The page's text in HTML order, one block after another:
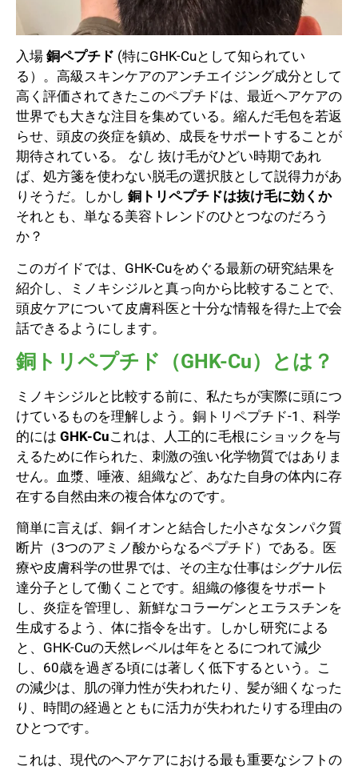
入場 銅ペプチド (特にGHK-Cuとして知られてい
る）。高級スキンケアのアンチエイジング成分として
高く評価されてきたこのペプチドは、最近ヘアケアの
世界でも大きな注目を集めている。縮んだ毛包を若返
らせ、頭皮の炎症を鎮め、成長をサポートすることが
期待されている。 なし 抜け毛がひどい時期であれ
ば、処方箋を使わない脱毛の選択肢として説得力があ
りそうだ。しかし 銅トリペプチドは抜け毛に効くか
それとも、単なる美容トレンドのひとつなのだろう
か？
このガイドでは、GHK-Cuをめぐる最新の研究結果を
紹介し、ミノキシジルと真っ向から比較することで、
頭皮ケアについて皮膚科医と十分な情報を得た上で会
話できるようにします。
銅トリペプチド（GHK-Cu）とは？
ミノキシジルと比較する前に、私たちが実際に頭につ
けているものを理解しよう。銅トリペプチド-1、科学
的には GHK-Cuこれは、人工的に毛根にショックを与
えるために作られた、刺激の強い化学物質ではありま
せん。血漿、唾液、組織など、あなた自身の体内に存
在する自然由来の複合体なのです。
簡単に言えば、銅イオンと結合した小さなタンパク質
断片（3つのアミノ酸からなるペプチド）である。医
療や皮膚科学の世界では、その主な仕事はシグナル伝
達分子として働くことです。組織の修復をサポート
し、炎症を管理し、新鮮なコラーゲンとエラスチンを
生成するよう、体に指令を出す。しかし研究による
と、GHK-Cuの天然レベルは年をとるにつれて減少
し、60歳を過ぎる頃には著しく低下するという。こ
の減少は、肌の弾力性が失われたり、髪が細くなった
り、時間の経過とともに活力が失われたりする理由の
ひとつです。
これは、現代のヘアケアにおける最も重要なシフトの